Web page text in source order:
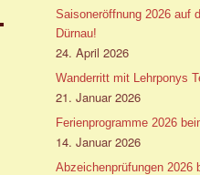
Saisoneröffnung 2026 auf
Dürnau!
24. April 2026
Wanderritt mit Lehrponys
21. Januar 2026
Ferienprogramme 2026
14. Januar 2026
Abzeichenprüfungen 2026